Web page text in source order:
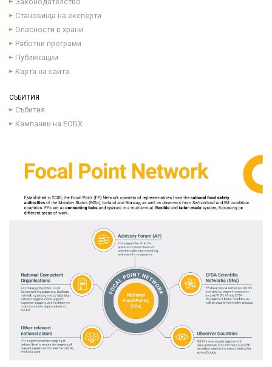
Становища на експерти
Опасности в храни
Работни програми
Публикации
Карта на сайта
СЪБИТИЯ
Събития
Кампании на ЕОБХ